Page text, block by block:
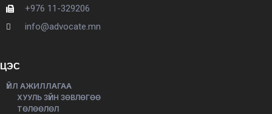
+976 11-329206
info@advocate.mn
ЦЭС
ҮЙЛ АЖИЛЛАГАА
ХУУЛЬ ЗҮЙН ЗӨВЛӨГӨӨ
ТӨЛӨӨЛӨЛ